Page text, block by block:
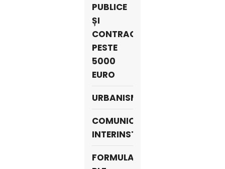
PUBLICE
ȘI
CONTRACTE
PESTE
5000
EURO
URBANISM
COMUNICARE
INTERINSTITUȚIONALĂ
FORMULAR